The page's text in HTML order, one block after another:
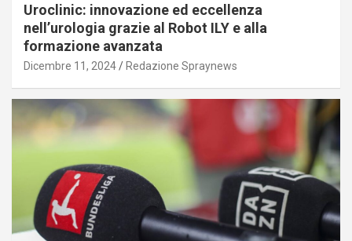
Uroclinic: innovazione ed eccellenza
nell’urologia grazie al Robot ILY e alla
formazione avanzata
Dicembre 11, 2024 Redazione Spraynews